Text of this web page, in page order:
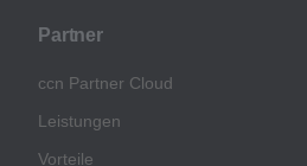
Partner
ccn Partner Cloud
Leistungen
Vorteile